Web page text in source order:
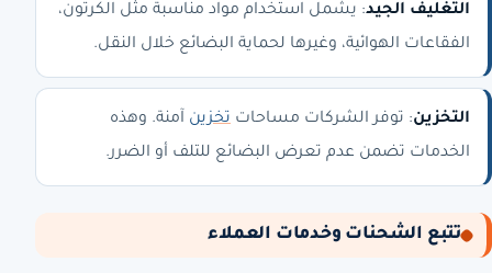
التغليف الجيد: يشمل استخدام مواد مناسبة مثل الكرتون،
الفقاعات الهوائية، وغيرها لحماية البضائع خلال النقل.
التخزين: توفر الشركات مساحات تخزين آمنة. وهذه
الخدمات تضمن عدم تعرض البضائع للتلف أو الضرر.
تتبع الشحنات وخدمات العملاء